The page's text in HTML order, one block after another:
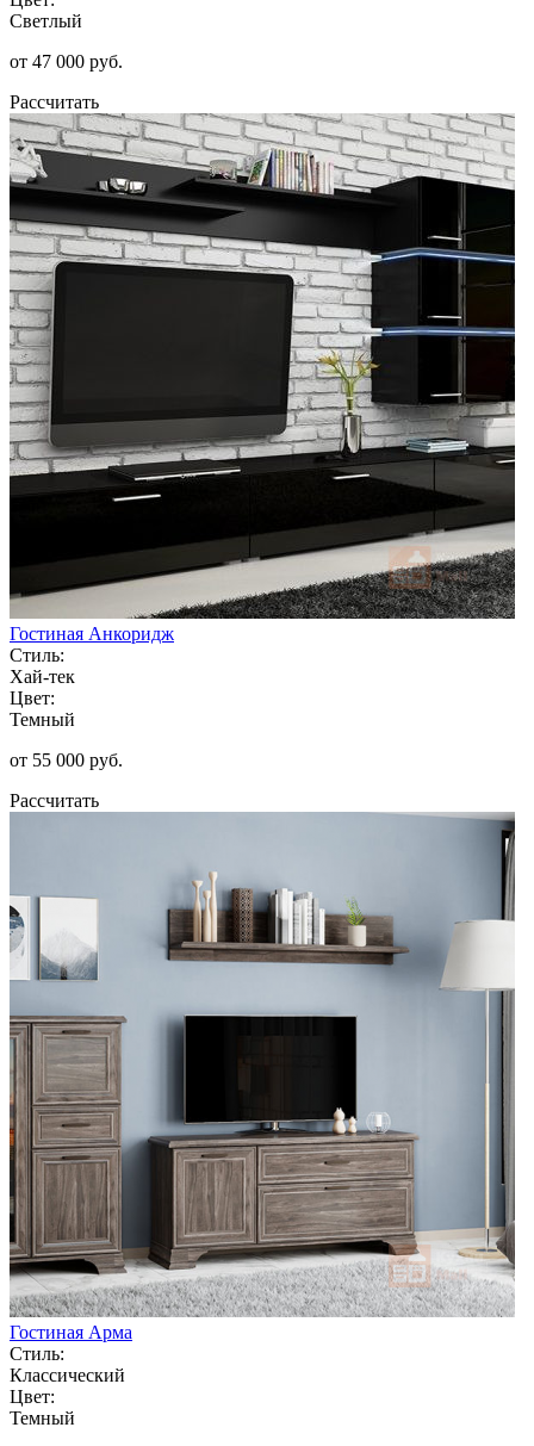
Светлый
от 47 000 руб.
Рассчитать
Гостиная Анкоридж
Стиль:
Хай-тек
Цвет:
Темный
от 55 000 руб.
Рассчитать
Гостиная Арма
Стиль:
Классический
Цвет:
Темный